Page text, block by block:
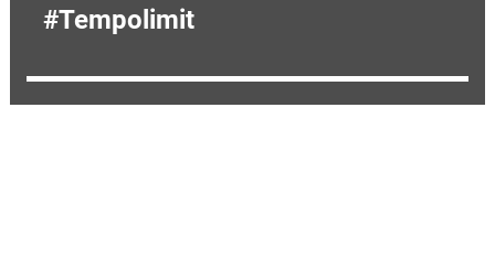
Tempolimit